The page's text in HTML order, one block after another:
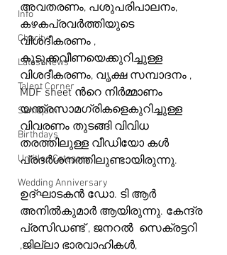
Info
Charity
Latest News
Talent Corner
Samajam
Birthdays
Untitled Category
Wedding Anniversary
അവതരണം, പശുപരിപാലനം,
കഴകപ്രവര്‍ത്തിയുടെ
വിശദീകരണം ,
കുടുക്കവീണയെക്കുറിച്ചുള്ള
വിശദീകരണം, വൃക്ഷ സമ്പാദനം ,
MDF sheet ന്‍റെ നിര്‍മ്മാണം
യന്ത്രസാമഗ്രികളെകുറിച്ചുള്ള
വിവരണം തുടങ്ങി വിവിധ
തരത്തിലുള്ള വീഡിയോ കള്‍
പ്രദര്‍ശനത്തിലുണ്ടായിരുന്നു.
ഉദ്ഘാടകന്‍ ഡോ. ടി ആര്‍
അനില്‍കുമാര്‍ ആയിരുന്നു. കേന്ദ്ര
പ്രസിഡണ്ട് , ജനറല്‍  സെക്രട്ടറി
,ജില്ലാ ഭാരവാഹികള്‍,